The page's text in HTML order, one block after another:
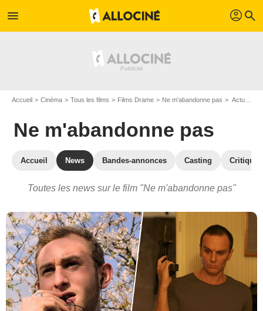
menu profil search
Accueil Cinéma Tous les films Films Drame Ne m'abandonne pas Actualités Ne m'abandonne pas
Ne m'abandonne pas
Accueil News Bandes-annonces Casting
Toutes les news sur le film "Ne m'abandonne pas"